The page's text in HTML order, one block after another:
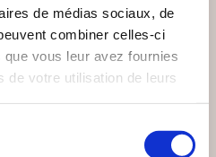
de médias sociaux, de
combiner celles-ci
vous leur avez fournies
de votre utilisation de leurs